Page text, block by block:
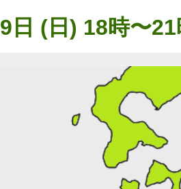
9日 (日) 18時〜